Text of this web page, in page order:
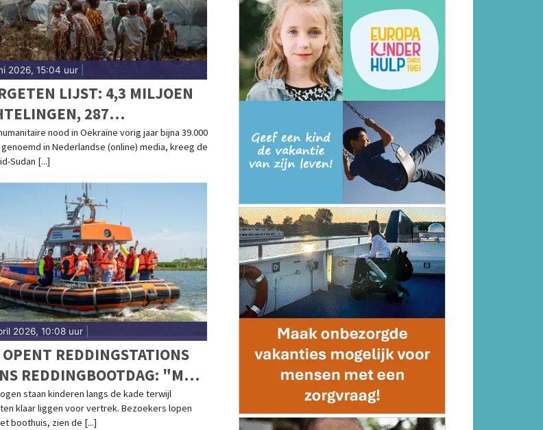
2026, 15:04 uur|
LIJST: 4,3 MILJOEN
287
nood in Oekraïne vorig jaar bijna 39.000
in Nederlandse (online) media, kreeg de
Sudan [...]
2026, 10:08 uur|
REDDINGSTATIONS
REDDINGBOOTDAG: "MET
OVER DE GOLVEN, DAT
JE NOOIT MEER"
staan kinderen langs de kade terwijl
klaar liggen voor vertrek. Bezoekers lopen
boothuis, zien de [...]